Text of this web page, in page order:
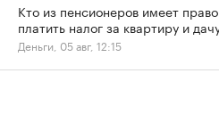
Кто из пенсионеров имеет
платить налог за квартиру и
Деньги, 05 авг, 12:15